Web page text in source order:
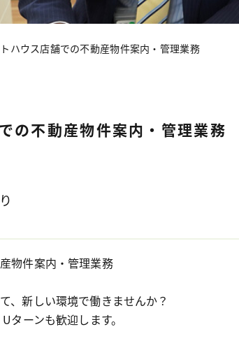
ハウス店舗での不動産物件案内・管理業務
の不動産物件案内・管理業務
物件案内・管理業務
、新しい環境で働きませんか？
ターンも歓迎します。